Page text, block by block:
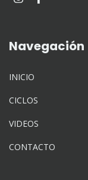
Navegación
INICIO
CICLOS
VIDEOS
CONTACTO